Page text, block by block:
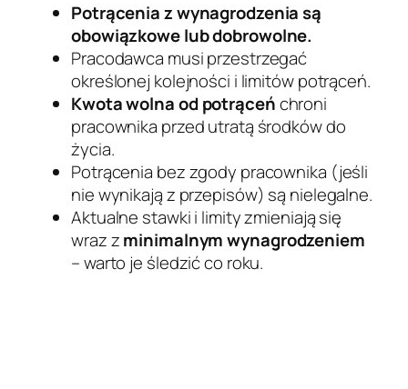
Potrącenia z wynagrodzenia są
obowiązkowe lub dobrowolne.
Pracodawca musi przestrzegać
określonej kolejności i limitów potrąceń.
Kwota wolna od potrąceńchroni
pracownika przed utratą środków do
życia.
Potrącenia bez zgody pracownika (jeśli
nie wynikają z przepisów) są nielegalne.
Aktualne stawki i limity zmieniają się
wraz zminimalnym wynagrodzeniem
– warto je śledzić co roku.